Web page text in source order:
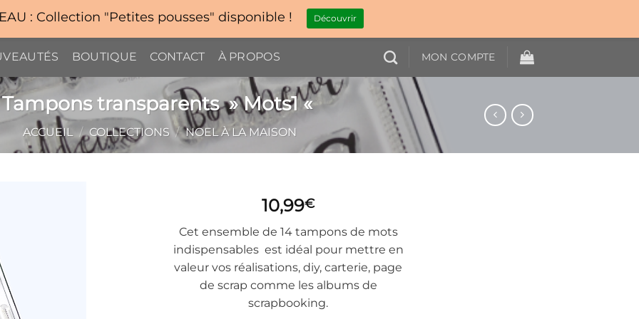
BOUTIQUE CONTACT À PROPOS MON COMPTE
Tampons transparents » Mots1 «
ACCUEIL / COLLECTIONS / NOEL À LA MAISON
10,99€
Cet ensemble de 14 tampons de mots
indispensables est idéal pour mettre en
valeur vos réalisations, diy, carterie, page
de scrap comme les albums de
scrapbooking.
: Collection "Petites pousses" disponible ! Découvrir